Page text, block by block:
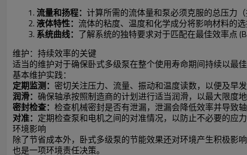
流量和扬程： 计算所需的流体量和泵必须克服的总压力（
液体特性： 流体的粘度、温度和化学成分将影响材料的选
系统曲线： 了解系统的独特要求对于匹配在最佳效率点
维护：持续效率的关键
适当的维护对于确保卧式多级泵在整个使用寿命期间持续以最
基本维护实践：
定期监测： 密切关注压力、流量、振动和温度读数，以便及早发
润滑： 确保轴承按照制造商的计划进行适当润滑，以最大限度地
密封检查： 检查机械密封是否有泄漏，泄漏会降低效率并导致轴
对准： 定期检查泵和电机之间的对准情况，以防止不必要的应力
环境影响
除了节省成本外，卧式多级泵的节能效果还对环境产生积极影
也是一项环境责任决策。